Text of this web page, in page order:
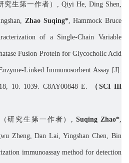
究生第一作者） , Qiyi He, Ding Shen,
Zhao Suqing*, Hammock Bruce
of a Single-Chain Variable
Fusion Protein for Glycocholic Acid
Linked Immunosorbent Assay [J].
10. 1039. C8AY00848 E. （SCI III
研究生第一作者） ,Suqing Zhao*,
Zheng,Dan Lai,Yingshan Chen,Bin
immunoassay method for detection